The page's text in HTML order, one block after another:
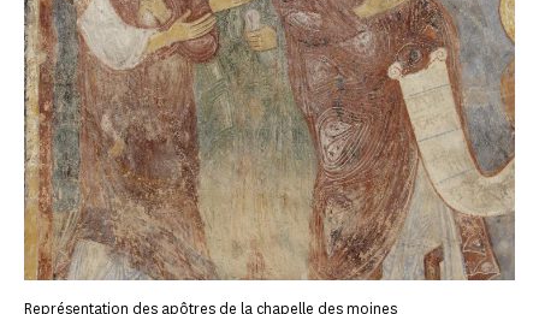
Représentation des apôtres de la chapelle des moines